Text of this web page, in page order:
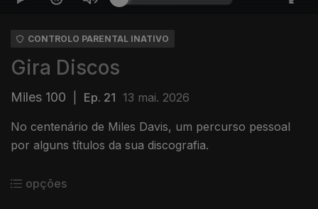
CONTROLO PARENTAL INATIVO
Gira Discos
Miles 100 Ep. 21 13 mai. 2026
No centenário de Miles Davis, um percurso pessoal
por alguns títulos da sua discografia.
opções